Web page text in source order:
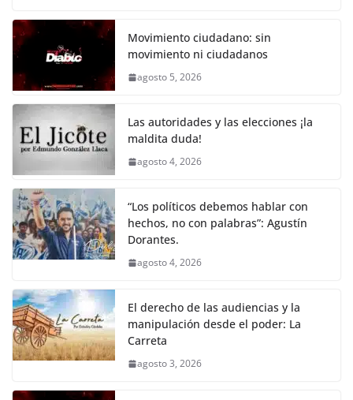
k
c
e
b
o
o
k
itt
er s
A
p
y
Li
k
gr
a
e
Movimiento ciudadano: sin
movimiento ni ciudadanos
agosto 5, 2026
Las autoridades y las elecciones ¡la
maldita duda!
agosto 4, 2026
“Los políticos debemos hablar con
hechos, no con palabras”: Agustín
Dorantes.
agosto 4, 2026
El derecho de las audiencias y la
manipulación desde el poder: La
Carreta
agosto 3, 2026